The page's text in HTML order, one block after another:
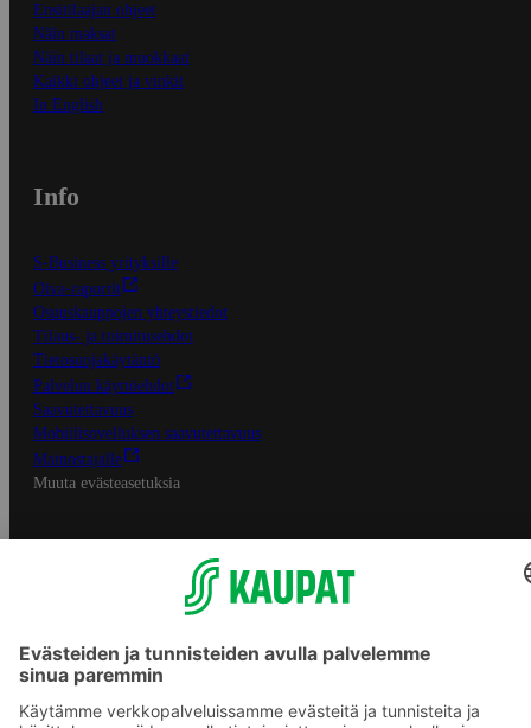
Ensitilaajan ohjeet
Näin maksat
Näin tilaat ja muokkaat
Kaikki ohjeet ja vinkit
In English
Info
S-Business yrityksille
Oiva-raportit
Osuuskauppojen yhteystiedot
Tilaus- ja toimitusehdot
Tietosuojakäytäntö
Palvelun käyttöehdot
Saavutettavuus
Mobiilisovelluksen saavutettavuus
Mainostajalle
Muuta evästeasetuksia
S-ryhmän palvelut
S-ryhmä
Asiakasomistajuus
S-ostoslista -sovellus